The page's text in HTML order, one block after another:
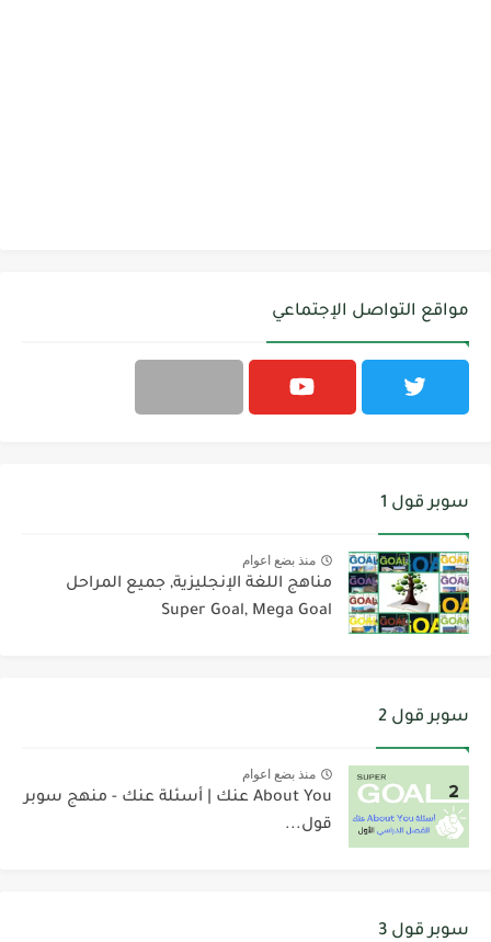
مواقع التواصل الإجتماعي
سوبر قول 1
منذ بضع اعوام
مناهج اللغة الإنجليزية, جميع المراحل
Super Goal, Mega Goal
سوبر قول 2
منذ بضع اعوام
About You عنك | أسئلة عنك - منهج سوبر
قول...
سوبر قول 3